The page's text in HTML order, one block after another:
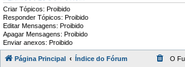
Criar Tópicos: Proibido
Responder Tópicos: Proibido
Editar Mensagens: Proibido
Apagar Mensagens: Proibido
Enviar anexos: Proibido
Página Principal Índice do Fórum O